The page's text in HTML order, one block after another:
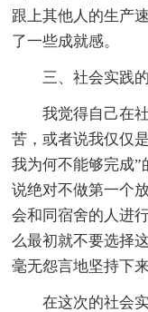
跟上其他人的生产
了一些成就感。
三、社会实践
我觉得自己在
苦，或者说我仅仅
我为何不能够完成
说绝对不做第一个
会和同宿舍的人进
么最初就不要选择
毫无怨言地坚持下来
在这次的社会